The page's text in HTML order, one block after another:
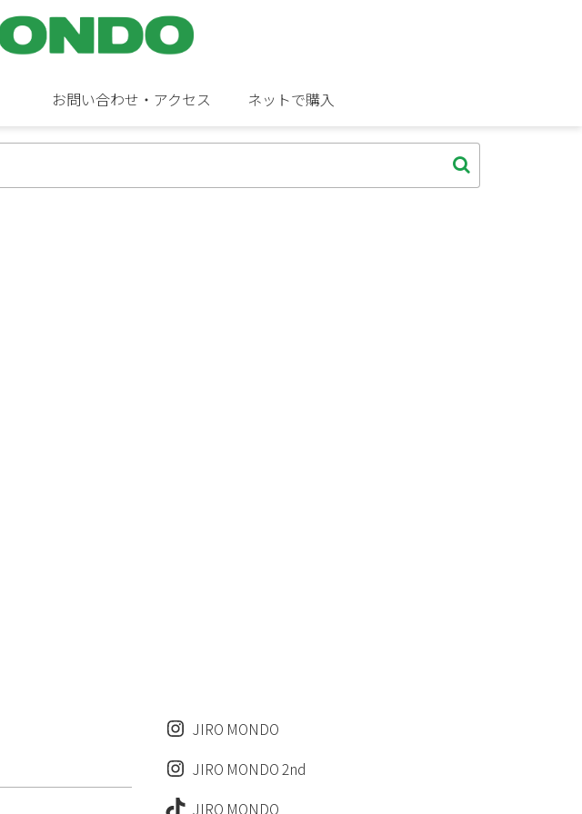
お問い合わせ・アクセス ネットで購入
JIRO MONDO
JIRO MONDO 2nd
JIRO MONDO